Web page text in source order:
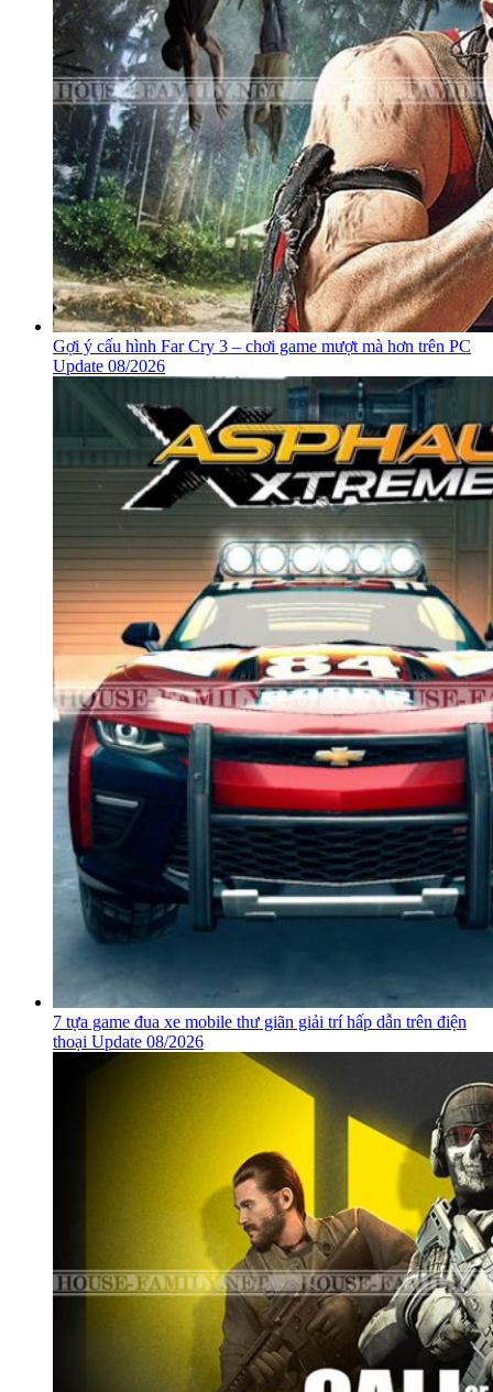
Gợi ý cấu hình Far Cry 3 – chơi game mượt mà hơn trên PC
Update 08/2026
7 tựa game đua xe mobile thư giãn giải trí hấp dẫn trên điện
thoại Update 08/2026